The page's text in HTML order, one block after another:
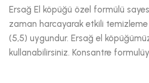
Ersağ El köpüğü özel formülü
zaman harcayarak etkili temizleme
(5,5) uygundur. Ersağ el
kullanabilirsiniz. Konsantre